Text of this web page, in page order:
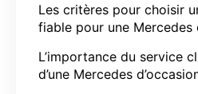
Les critères pour choisir
fiable pour une Mercedes
L’importance du service
d’une Mercedes